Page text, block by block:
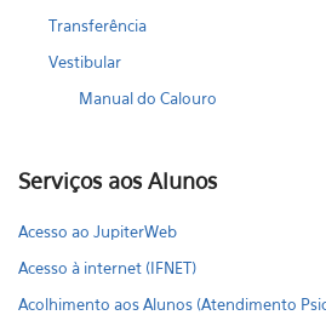
Transferência
Vestibular
Manual do Calouro
Serviços aos Alunos
Acesso ao JupiterWeb
Acesso à internet (IFNET)
Acolhimento aos Alunos (Atendimento